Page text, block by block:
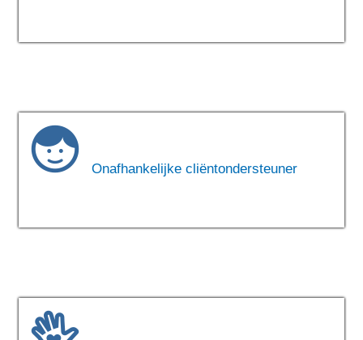
Onafhankelijke cliëntondersteuner